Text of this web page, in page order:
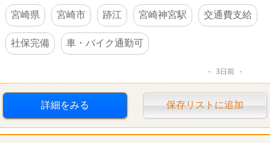
宮崎県
宮崎市 跡江 宮崎神宮駅 交通費支給
社保完備 車・バイク通勤可
3日前
詳細をみる 保存リストに追加